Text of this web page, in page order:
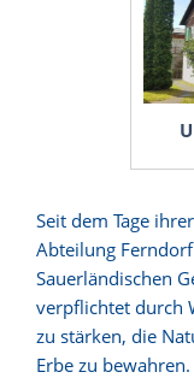
Seit dem Tage
Abteilung
Sauerländischen
verpflichtet durch
zu stärken, die
Erbe zu